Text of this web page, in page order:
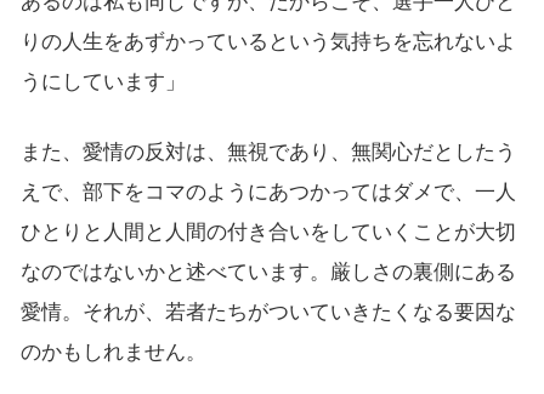
りの人生をあずかっているという気持ちを忘れないよ
うにしています」
また、愛情の反対は、無視であり、無関心だとしたう
えで、部下をコマのようにあつかってはダメで、一人
ひとりと人間と人間の付き合いをしていくことが大切
なのではないかと述べています。厳しさの裏側にある
愛情。それが、若者たちがついていきたくなる要因な
のかもしれません。